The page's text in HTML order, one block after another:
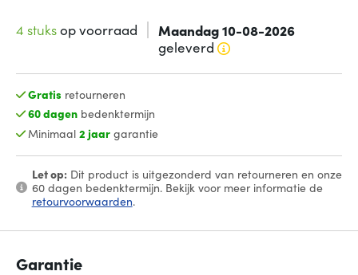
4 stuksop voorraad Maandag 10-08-2026
geleverd
Gratis retourneren
60 dagenbedenktermijn
Minimaal 2 jaargarantie
Let op:Dit product is uitgezonderd van retourneren en onze
60 dagen bedenktermijn. Bekijk voor meer informatie de
retourvoorwaarden.
Garantie